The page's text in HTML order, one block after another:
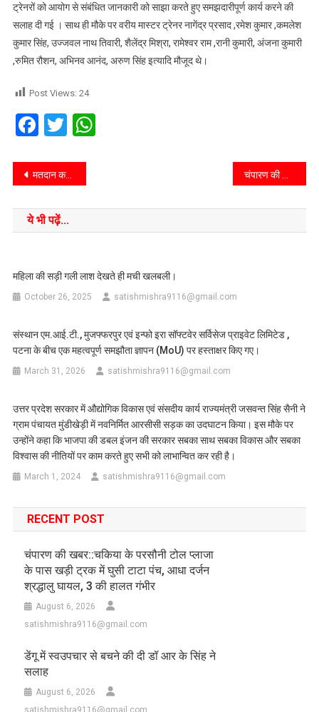
ट्रेनरों को आयोग से संबंधित जानकारी को साझा करते हुए समझदारीपूर्ण कार्य करने की
सलाह दी गई । साथ ही मौके पर वरीय मास्टर ट्रेनर नागेंद्र प्रसाद ,रमेश कुमार ,कमलेश
कुमार सिंह, उज्जवल नाथ तिवारी, शैलेंद्र मिश्रा, रामेश्वर राम ,रानी कुमारी, अंजना कुमारी
,रुमित रौशन, अभिनव आनंद, अरुण सिंह इत्यादि मौजूद थे।
Post Views: 24
Facebook
TwitterWhatsApp
मतदान कर्मियों के लिए मतदान हेतु किया गया तिथि विस्तारित।
ये भी पढ़ें...
महिला की सड़ी गली लाश देखते ही मची खलबली।
October 26, 2025 satishmishra9116@gmail.com
संस्थान एम.आई.टी., मुजफ्फरपुर एवं इन्फो इरा सॉफ्टवेर सर्विसेज प्राइवेट लिमिटेड ,
पटना के बीच एक महत्वपूर्ण समझौता ज्ञापन (MoU) पर हस्ताक्षर किए गए।
March 31, 2026 satishmishra9116@gmail.com
उत्तर प्रदेश सरकार में औद्योगिक विकास एवं संसदीय कार्य राज्यमंत्री जसवन्त सिंह सैनी ने
ग्राम पंचायत मुंडीखेड़ी में नवनिर्मित आरसीसी सड़क का उदघाटन किया। इस मौके पर
उन्होंने कहा कि भाजपा की डबल इंजन की सरकार सबका साथ सबका विकास और सबका
विश्वास की नीतियों पर काम करते हुए सभी को लाभान्वित कर रही है।
March 1, 2024 satishmishra9116@gmail.com
RECENT POST
चंपारण की खबर::चकिया के परसौनी टोल प्लाजा
के पास खड़ी ट्रक में घुसी टाटा पंच, आधा दर्जन
श्रद्धालु घायल, 3 की हालत गंभीर
August 6, 2026
satishmishra9116@gmail.com
डेंगू में स्वउपचार से बचने की दी डॉ आर के सिंह ने
सलाह
August 6, 2026
satishmishra9116@gmail.com